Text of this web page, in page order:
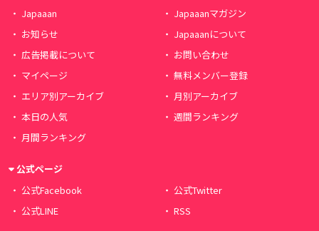
Japaaan
Japaaanマガジン
お知らせ
Japaaanについて
広告掲載について
お問い合わせ
マイページ
無料メンバー登録
エリア別アーカイブ
月別アーカイブ
本日の人気
週間ランキング
月間ランキング
公式ページ
公式Facebook
公式Twitter
公式LINE
RSS